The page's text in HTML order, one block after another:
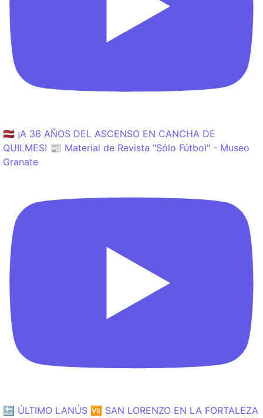
🇱🇻 ¡A 36 AÑOS DEL ASCENSO EN CANCHA DE
QUILMES! 📰 Material de Revista "Sólo Fútbol" - Museo
Granate
🔙 ÚLTIMO LANÚS 🆚 SAN LORENZO EN LA FORTALEZA